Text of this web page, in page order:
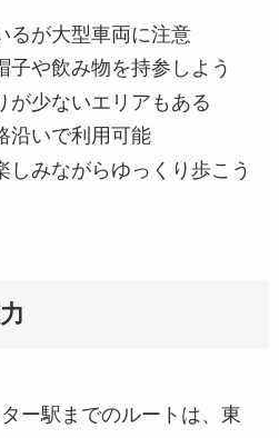
るが大型車両に注意
子や飲み物を持参しよう
が少ないエリアもある
沿いで利用可能
しみながらゆっくり歩こう
ー駅までのルートは、東